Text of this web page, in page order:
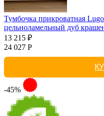
Тумбочка прикроватная
цельноламельный дуб
13 215 ₽
24 027 Р
-45%